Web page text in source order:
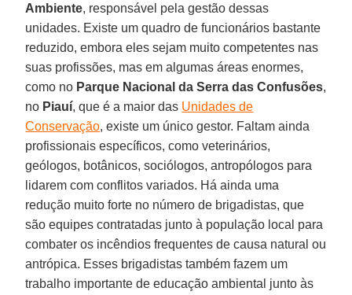
Ambiente, responsável pela gestão dessas
unidades. Existe um quadro de funcionários bastante
reduzido, embora eles sejam muito competentes nas
suas profissões, mas em algumas áreas enormes,
como no Parque Nacional da Serra das Confusões,
no Piauí, que é a maior das Unidades de
Conservação, existe um único gestor. Faltam ainda
profissionais específicos, como veterinários,
geólogos, botânicos, sociólogos, antropólogos para
lidarem com conflitos variados. Há ainda uma
redução muito forte no número de brigadistas, que
são equipes contratadas junto à população local para
combater os incêndios frequentes de causa natural ou
antrópica. Esses brigadistas também fazem um
trabalho importante de educação ambiental junto às